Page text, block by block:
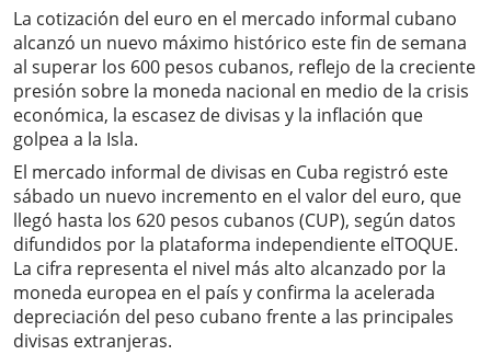
La cotización del euro en el mercado informal cubano
alcanzó un nuevo máximo histórico este fin de semana
al superar los 600 pesos cubanos, reflejo de la creciente
presión sobre la moneda nacional en medio de la crisis
económica, la escasez de divisas y la inflación que
golpea a la Isla.
El mercado informal de divisas en Cuba registró este
sábado un nuevo incremento en el valor del euro, que
llegó hasta los 620 pesos cubanos (CUP), según datos
difundidos por la plataforma independiente elTOQUE.
La cifra representa el nivel más alto alcanzado por la
moneda europea en el país y confirma la acelerada
depreciación del peso cubano frente a las principales
divisas extranjeras.